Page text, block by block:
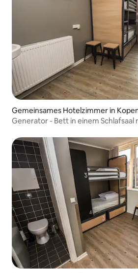
Gemeinsames Hotelzimmer in
Generator - Bett in einem Schlafsaal